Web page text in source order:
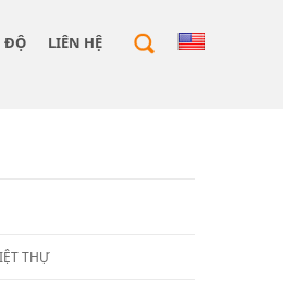
ĐỘ LIÊN HỆ
THỰ